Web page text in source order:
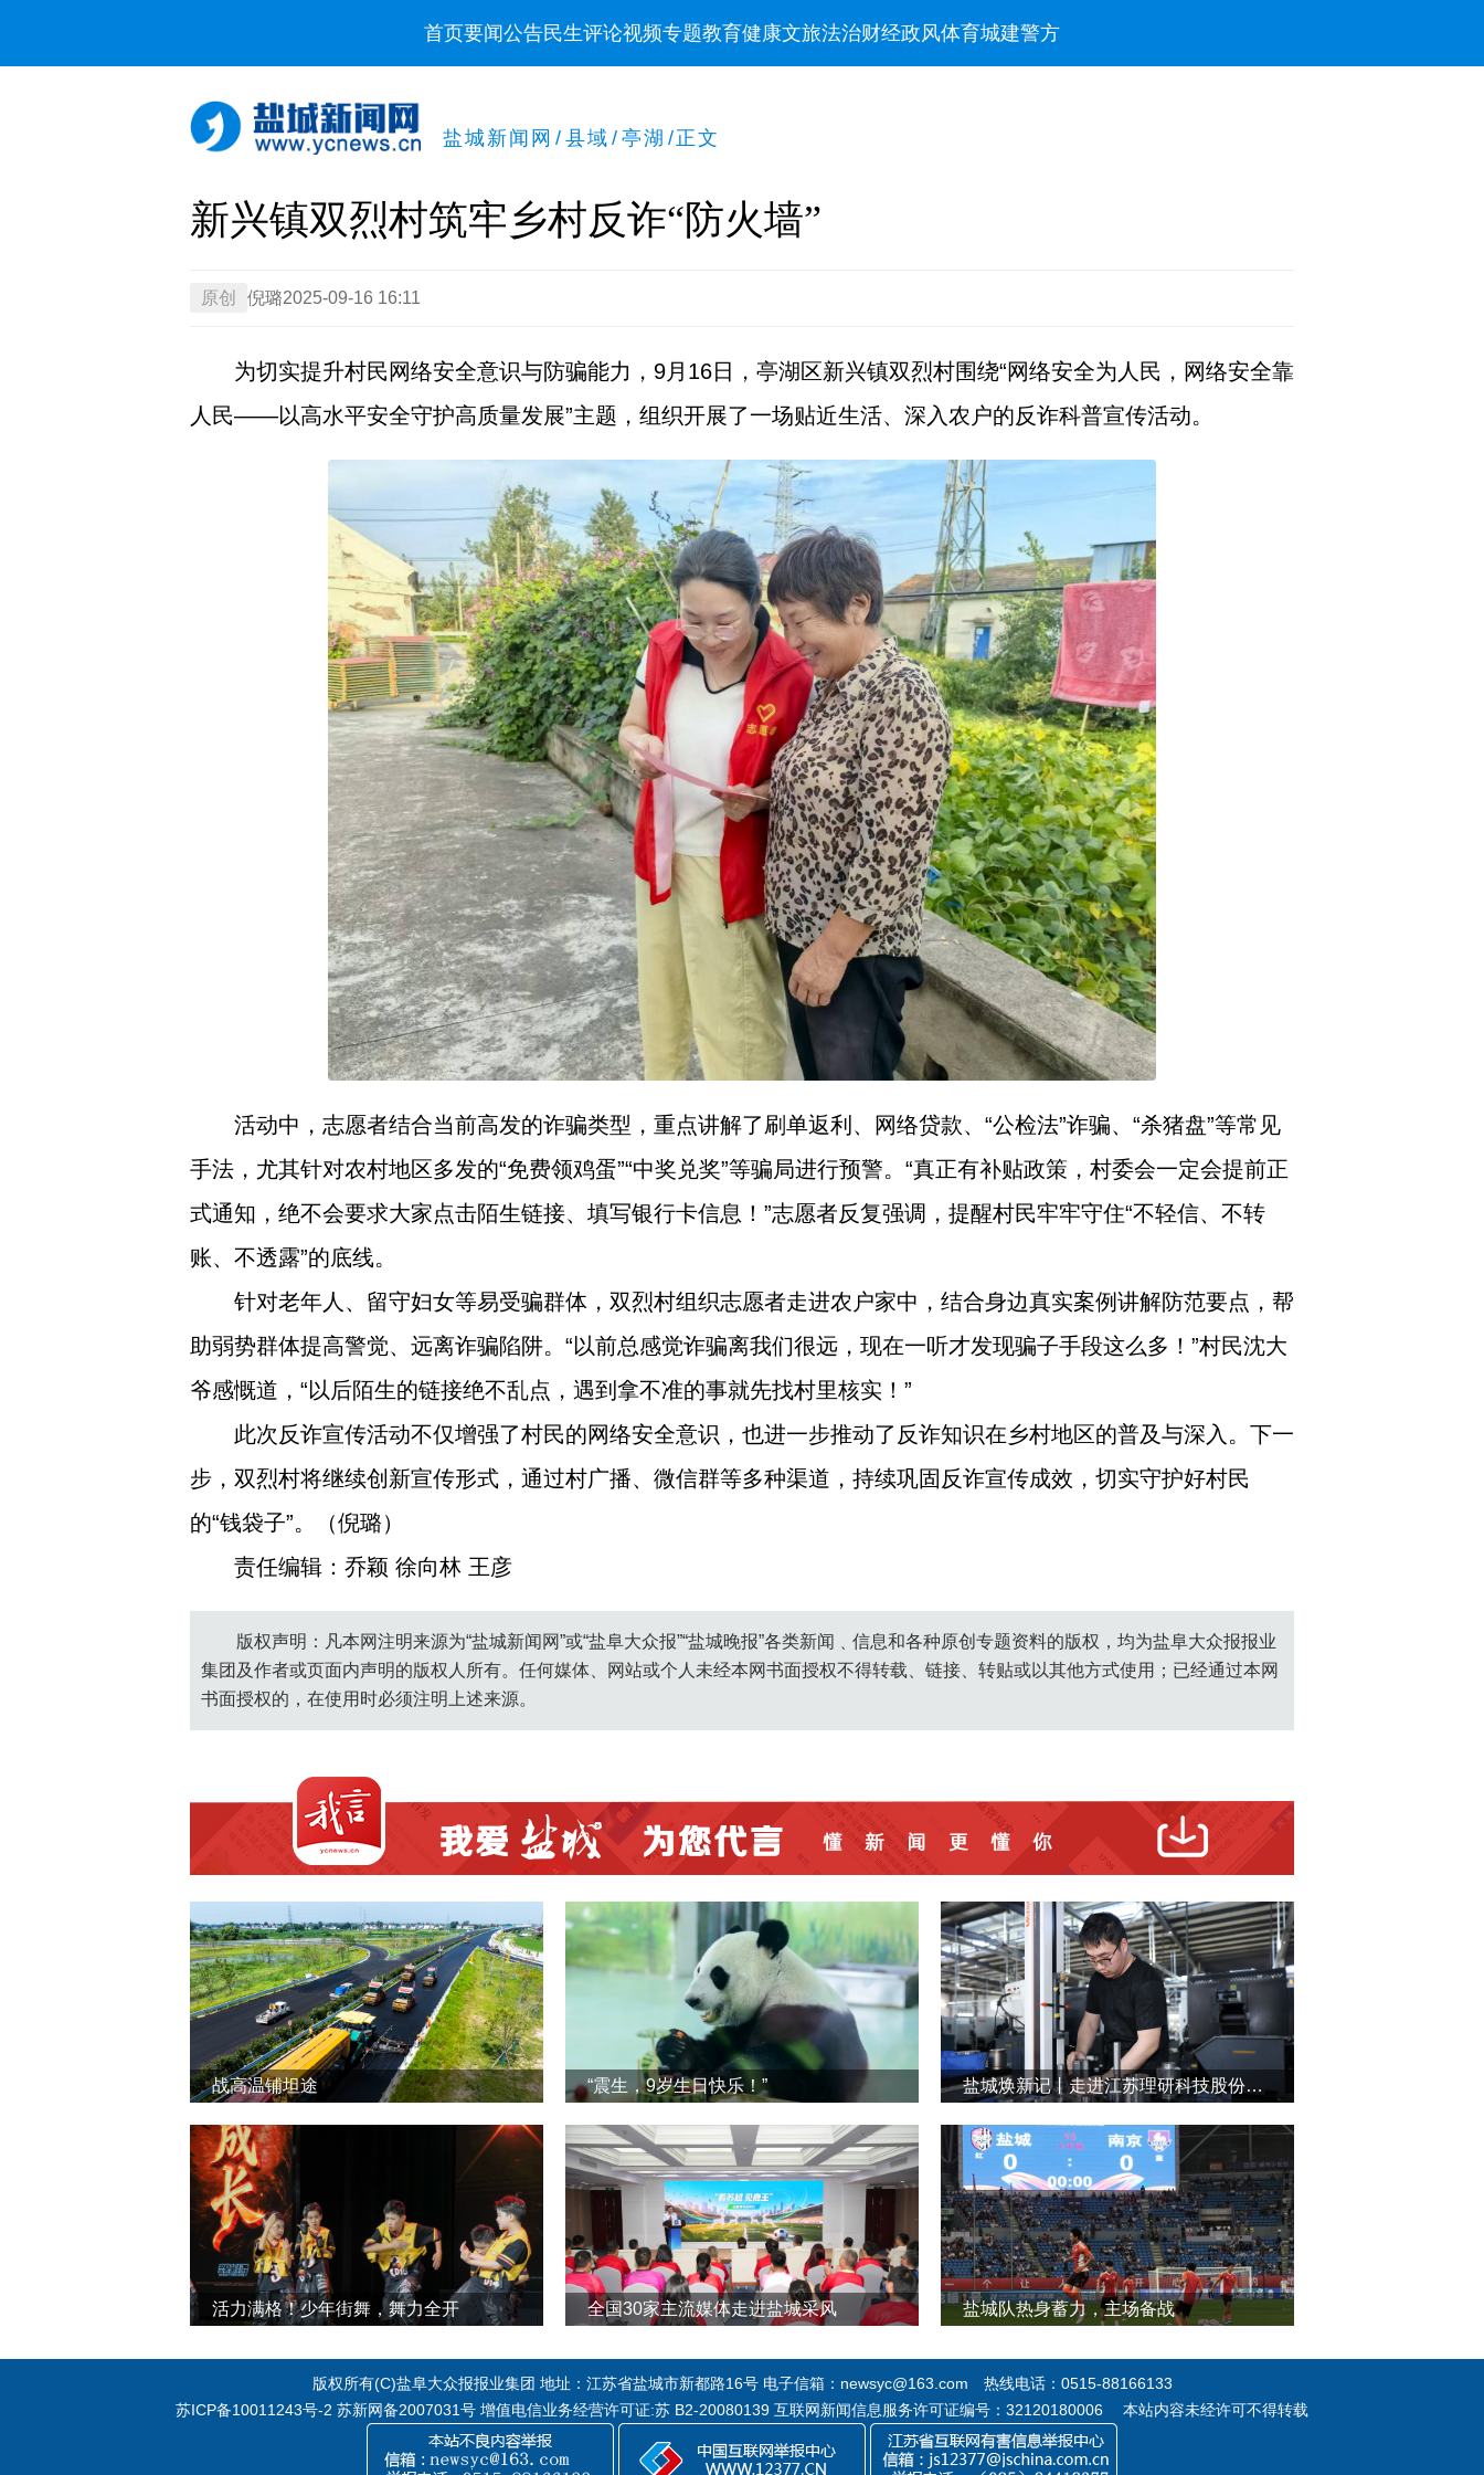
首页要闻公告民生评论视频专题教育健康文旅法治财经政风体育城建警方
盐城新闻网 / 县域 / 亭湖 /正文
新兴镇双烈村筑牢乡村反诈“防火墙”
原创 倪璐2025-09-16 16:11
为切实提升村民网络安全意识与防骗能力，9月16日，亭湖区新兴镇双烈村围绕“网络安全为人民，网络安全靠
人民——以高水平安全守护高质量发展”主题，组织开展了一场贴近生活、深入农户的反诈科普宣传活动。
活动中，志愿者结合当前高发的诈骗类型，重点讲解了刷单返利、网络贷款、“公检法”诈骗、“杀猪盘”等常见
手法，尤其针对农村地区多发的“免费领鸡蛋”“中奖兑奖”等骗局进行预警。“真正有补贴政策，村委会一定会提前正
式通知，绝不会要求大家点击陌生链接、填写银行卡信息！”志愿者反复强调，提醒村民牢牢守住“不轻信、不转
账、不透露”的底线。
针对老年人、留守妇女等易受骗群体，双烈村组织志愿者走进农户家中，结合身边真实案例讲解防范要点，帮
助弱势群体提高警觉、远离诈骗陷阱。“以前总感觉诈骗离我们很远，现在一听才发现骗子手段这么多！”村民沈大
爷感慨道，“以后陌生的链接绝不乱点，遇到拿不准的事就先找村里核实！”
此次反诈宣传活动不仅增强了村民的网络安全意识，也进一步推动了反诈知识在乡村地区的普及与深入。下一
步，双烈村将继续创新宣传形式，通过村广播、微信群等多种渠道，持续巩固反诈宣传成效，切实守护好村民
的“钱袋子”。（倪璐）
责任编辑：乔颖 徐向林 王彦
版权声明：凡本网注明来源为“盐城新闻网”或“盐阜大众报”“盐城晚报”各类新闻﹑信息和各种原创专题资料的版权，均为盐阜大众报报业
集团及作者或页面内声明的版权人所有。任何媒体、网站或个人未经本网书面授权不得转载、链接、转贴或以其他方式使用；已经通过本网
书面授权的，在使用时必须注明上述来源。
战高温铺坦途 “震生，9岁生日快乐！” 盐城焕新记丨走进江苏理研科技股份有限公司
活力满格！少年街舞，舞力全开 全国30家主流媒体走进盐城采风 盐城队热身蓄力，主场备战
版权所有(C)盐阜大众报报业集团 地址：江苏省盐城市新都路16号 电子信箱：newsyc@163.com 热线电话：0515-88166133
苏ICP备10011243号-2 苏新网备2007031号 增值电信业务经营许可证:苏 B2-20080139 互联网新闻信息服务许可证编号：32120180006 本站内容未经许可不得转载